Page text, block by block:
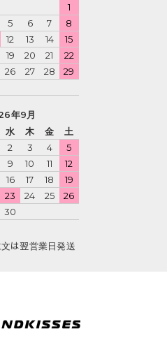
1
5 6 7
8
12 13 14
15
19 20 21
22
26 27 28
29
年9月
水 木 金
土
2 3 4
5
9 10 11
12
16 17 18
19
23 24 25
26
30
は翌営業日発送